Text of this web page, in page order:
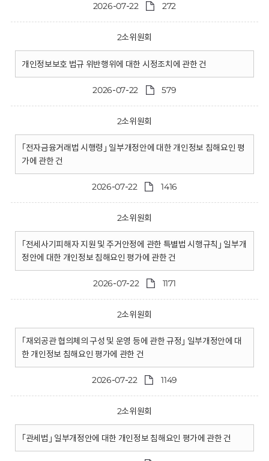
2026-07-22 272
2소위원회
개인정보보호 법규 위반행위에 대한 시정조치에 관한 건
2026-07-22 579
2소위원회
｢전자금융거래법 시행령｣ 일부개정안에 대한 개인정보 침해요인 평
가에 관한 건
2026-07-22 1416
2소위원회
｢전세사기피해자 지원 및 주거안정에 관한 특별법 시행규칙｣ 일부개
정안에 대한 개인정보 침해요인 평가에 관한 건
2026-07-22 1171
2소위원회
｢재외공관 협의체의 구성 및 운영 등에 관한 규정｣ 일부개정안에 대
한 개인정보 침해요인 평가에 관한 건
2026-07-22 1149
2소위원회
｢관세법｣ 일부개정안에 대한 개인정보 침해요인 평가에 관한 건